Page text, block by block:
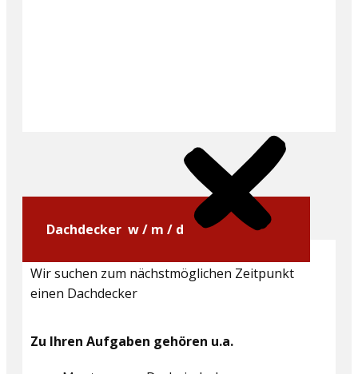
Dachdecker w / m / d
Wir suchen zum nächstmöglichen Zeitpunkt
einen Dachdecker
Zu Ihren Aufgaben gehören u.a.